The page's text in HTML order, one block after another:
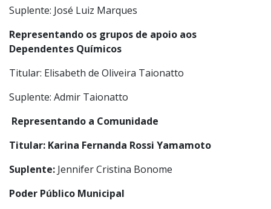
Representando a instituição de Ensino Superior
Titular: Sérgio Gustavo Medina Pereira
Dependentes Químicos
Titular: Elisabeth de Oliveira Taionatto
Suplente: Admir Taionatto
Representando a Comunidade
Titular: Karina Fernanda Rossi Yamamoto